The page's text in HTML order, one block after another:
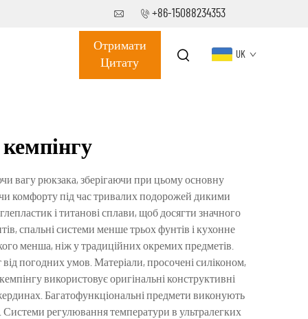
+86-15088234353
Отримати
Цитату
UK
вагу рюкзака, зберігаючи при цьому основну
чи комфорту під час тривалих подорожей дикими
і титанові сплави, щоб досягти значного
спальні системи менше трьох фунтів і кухонне
менша, ніж у традиційних окремих предметів.
погодних умов. Матеріали, просочені силіконом,
використовує оригінальні конструктивні
Багатофункціональні предмети виконують
Системи регулювання температури в ультралегких